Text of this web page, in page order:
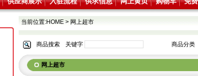
当前位置:HOME> 网上超市
商品搜索 关键字 商品分类
网上超市